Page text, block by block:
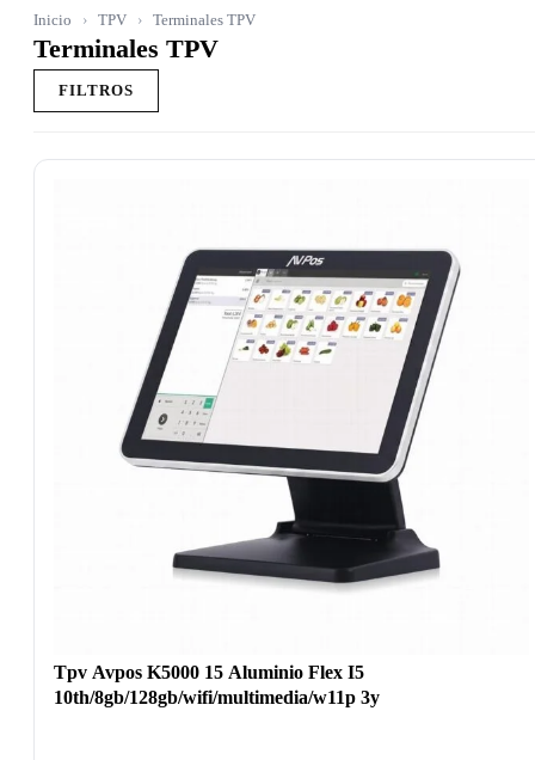
Inicio TPV Terminales TPV
Terminales TPV
FILTROS
Tpv Avpos K5000 15 Aluminio Flex I5
10th/8gb/128gb/wifi/multimedia/w11p 3y